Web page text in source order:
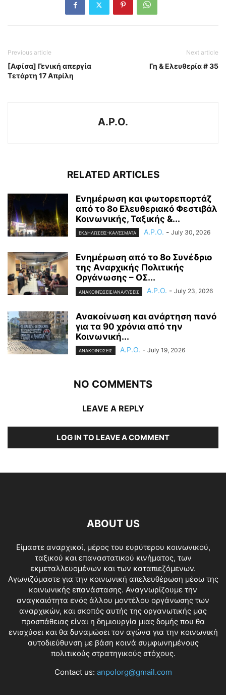
Previous article
[Αφίσα] Γενική απεργία
Τετάρτη 17 Απρίλη
Next article
Γη & Ελευθερία # 35
A.P.O.
RELATED ARTICLES
Ενημέρωση και φωτορεπορτάζ
από το 8ο Ελευθεριακό Φεστιβάλ
Κοινωνικής, Ταξικής &...
ΕΚΔΗΛΏΣΕΙΣ-ΚΑΛΈΣΜΑΤΑ A.P.O. - July 30, 2026
Ενημέρωση από το 8ο Συνέδριο
της Αναρχικής Πολιτικής
Οργάνωσης – ΟΣ...
ΑΝΑΚΟΙΝΏΣΕΙΣ/ΑΝΑΛΎΣΕΙΣ A.P.O. - July 23, 2026
Ανακοίνωση και ανάρτηση πανό
για τα 90 χρόνια από την
Κοινωνική...
ΑΝΑΚΟΙΝΏΣΕΙΣ A.P.O. - July 19, 2026
NO COMMENTS
LEAVE A REPLY
LOG IN TO LEAVE A COMMENT
ABOUT US
Είμαστε αναρχικοί, μέρος του ευρύτερου κοινωνικού,
ταξικού και επαναστατικού κινήματος, των
εκμεταλλευομένων και των καταπιεζόμενων.
Αγωνιζόμαστε για την κοινωνική απελευθέρωση μέσω της
κοινωνικής επανάστασης. Αναγνωρίζουμε την
αναγκαιότητα ενός άλλου μοντέλου οργάνωσης των
αναρχικών, και σκοπός αυτής της οργανωτικής μας
προσπάθειας είναι η δημιουργία μιας δομής που θα
ενισχύσει και θα δυναμώσει τον αγώνα για την κοινωνική
αυτοδιεύθυνση με βάση κοινά συμφωνημένους
πολιτικούς στρατηγικούς στόχους.
Contact us: anpolorg@gmail.com